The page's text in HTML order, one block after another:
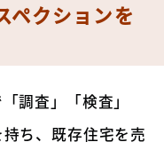
ペクションを
調査」「検査」
ち、既存住宅を売